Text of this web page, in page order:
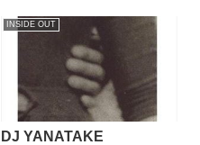
INSIDE OUT
DJ YANATAKE